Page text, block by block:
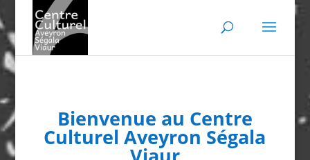
Bienvenue au Centre
Culturel Aveyron Ségala